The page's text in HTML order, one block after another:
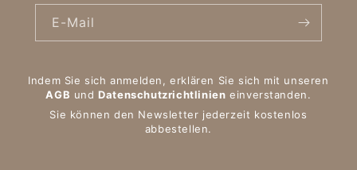
E-Mail
Indem Sie sich anmelden, erklären Sie sich mit unseren
AGB undDatenschutzrichtlinien einverstanden.
Sie können den Newsletter jederzeit kostenlos
abbestellen.